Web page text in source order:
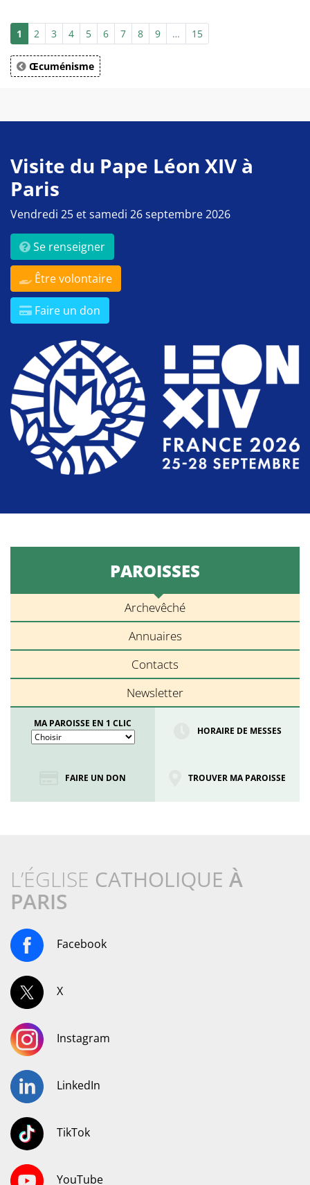
1 2 3 4 5 6 7 8 9 … 15
Œcuménisme
Visite du Pape Léon XIV à
Paris
Vendredi 25 et samedi 26 septembre 2026
Se renseigner
Être volontaire
Faire un don
PAROISSES
Archevêché
Annuaires
Contacts
Newsletter
MA PAROISSE EN 1 CLIC
HORAIRE DE MESSES
FAIRE UN DON TROUVER MA PAROISSE
L’ÉGLISE CATHOLIQUE À
PARIS
Facebook
X
Instagram
LinkedIn
TikTok
YouTube